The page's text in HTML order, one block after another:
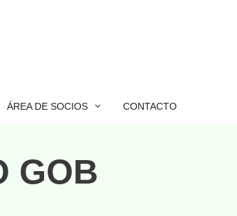
ÁREA DE SOCIOS CONTACTO
GOB